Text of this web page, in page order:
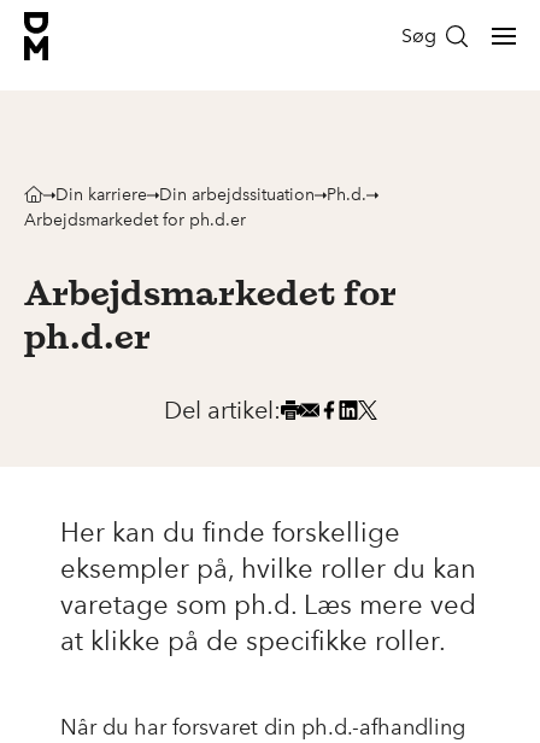
Søg
Din karriere Din arbejdssituation
Ph.d.
Arbejdsmarkedet for ph.d.er
Arbejdsmarkedet for
ph.d.er
Del artikel:
Her kan du finde forskellige
eksempler på, hvilke roller du kan
varetage som ph.d. Læs mere ved
at klikke på de specifikke roller.
Når du har forsvaret din ph.d.-afhandling